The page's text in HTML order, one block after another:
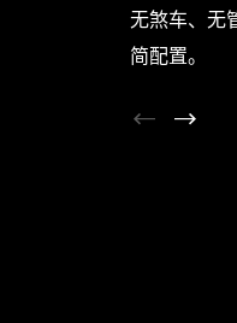
无煞车、无
简配置。